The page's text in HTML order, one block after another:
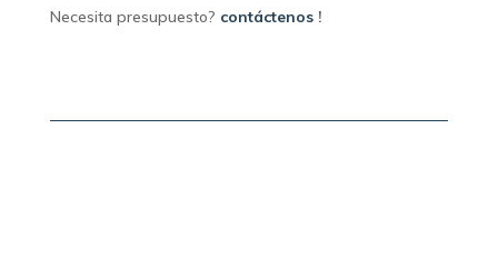
Necesita presupuesto? contáctenos!